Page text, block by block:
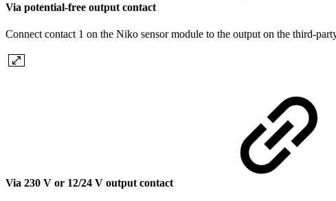
Via potential-free output contact
Connect contact 1 on the Niko sensor module to the output on the third-
Via 230 V or 12/24 V output contact